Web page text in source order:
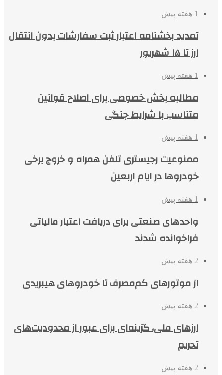
1 هفته پیش
تمدید بخشنامه اعتبار ثبت سفارشات بدون انتقال
ارز تا ۱۵ شهریور
1 هفته پیش
مطالبه بخش خصوصی برای اصلاح قوانین
متناسب با شرایط جنگی
1 هفته پیش
ممنوعیت رجیستری تلفن همراه و خروج برخی
خودروها در ایام اربعین
1 هفته پیش
واحدهای صنعتی برای دریافت اعتبار مالیاتی
فراخوانده شدند
2 هفته پیش
از موتورهای کم‌مصرف تا خودروهای هیبریدی
2 هفته پیش
ارزهای ملی، گزینه‌ای برای عبور از محدودیت‌های
تحریم
2 هفته پیش